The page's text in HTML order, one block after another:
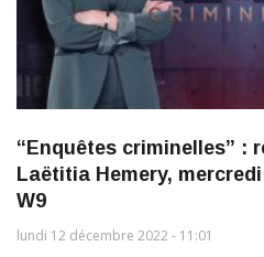
“Enquêtes criminelles” :
Laëtitia Hemery,
W9
lundi 12 décembre 2022 - 11:01